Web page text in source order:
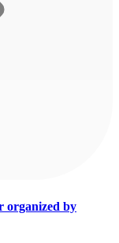
organized by